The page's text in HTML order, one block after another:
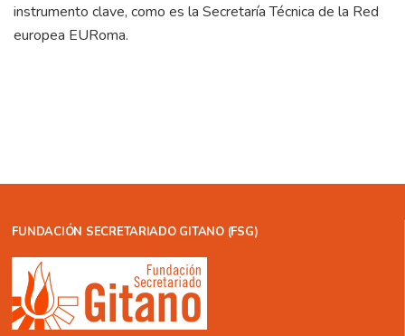
instrumento clave, como es la Secretaría Técnica de la Red
europea EURoma.
FUNDACIÓN SECRETARIADO GITANO (FSG)